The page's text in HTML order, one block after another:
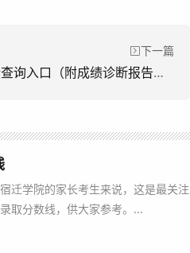
下一篇
浙江7月学考成绩查询入口（附成绩诊断报告解读）
迁学院的家长考生来说，这是最关注
取分数线，供大家参考。...